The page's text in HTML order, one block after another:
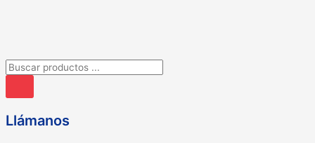
Búsqueda
productos
Llámanos